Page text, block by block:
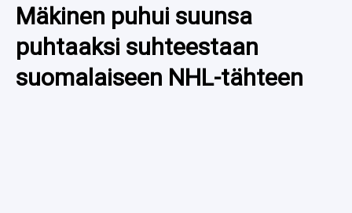
YLEISURHEILU
WILMA HELTELÄ
TALVILAJIT
Mäkinen puhui suunsa
puhtaaksi suhteestaan
suomalaiseen NHL-tähteen